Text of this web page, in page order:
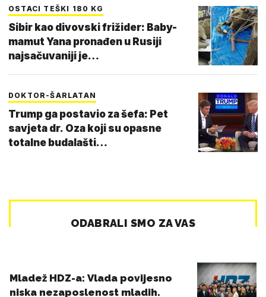
OSTACI TEŠKI 180 KG
Sibir kao divovski frižider: Baby-
mamut Yana pronađen u Rusiji
najsačuvaniji je…
DOKTOR-ŠARLATAN
Trump ga postavio za šefa: Pet
savjeta dr. Oza koji su opasne
totalne budalašti…